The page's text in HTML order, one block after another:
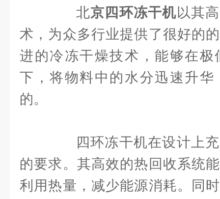
北京四环冻干机以其
术，为众多行业提供了很好的
进的冷冻干燥技术，能够在极
下，将物料中的水分迅速升华
的。
四环冻干机在设计上充
的要求。其高效的热回收系统
利用热量，减少能源消耗。同